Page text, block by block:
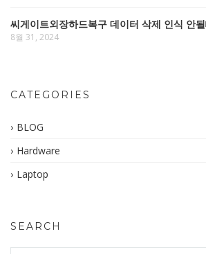
씨게이트외장하드복구 데이터 삭제 인식 안
8월 31, 2024
CATEGORIES
BLOG
Hardware
Laptop
SEARCH